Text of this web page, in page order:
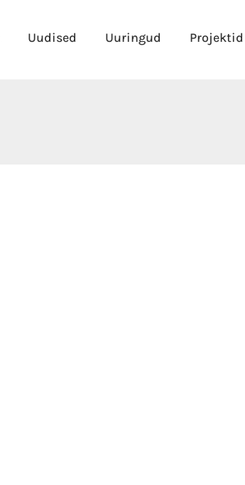
Uudised Uuringud Projektid